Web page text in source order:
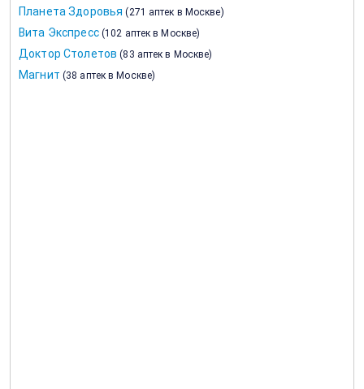
Планета Здоровья (271 аптек в Москве)
Вита Экспресс (102 аптек в Москве)
Доктор Столетов (83 аптек в Москве)
Магнит (38 аптек в Москве)